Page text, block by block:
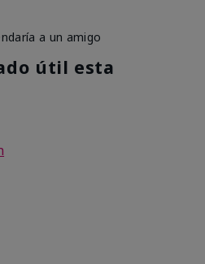
a un amigo
útil esta